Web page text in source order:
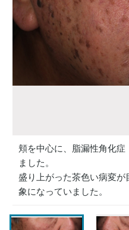
頬を中心に、脂漏性角化
ました。
盛り上がった茶色い病変
象になっていました。